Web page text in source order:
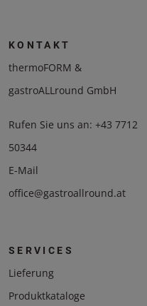
KONTAKT
thermoFORM &
gastroALLround GmbH
Rufen Sie uns an: +43 7712
50344
E-Mail
office@gastroallround.at
SERVICES
Lieferung
Produktkataloge